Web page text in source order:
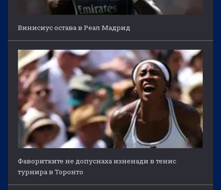
Винисиус остава в Реал Мадрид
Фаворитките не допуснаха изненади в тенис
турнира в Торонто